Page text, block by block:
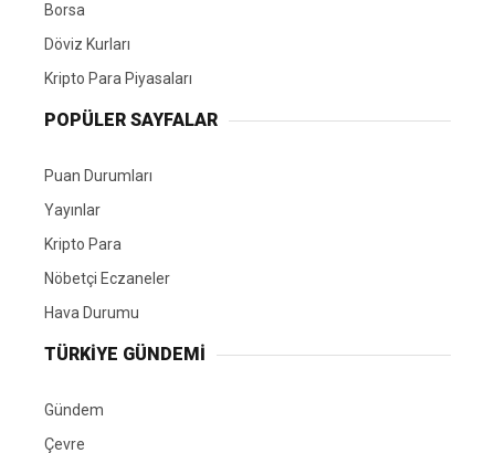
Borsa
Döviz Kurları
Kripto Para Piyasaları
POPÜLER SAYFALAR
Puan Durumları
Yayınlar
Kripto Para
Nöbetçi Eczaneler
Hava Durumu
TÜRKIYE GÜNDEMI
Gündem
Çevre